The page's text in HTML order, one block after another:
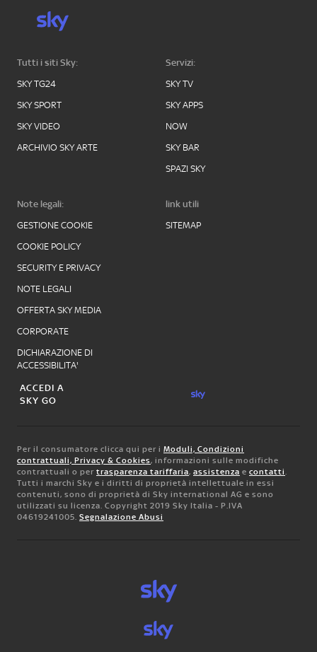
Tutti i siti Sky:
SKY TG24
SKY SPORT
SKY VIDEO
ARCHIVIO SKY ARTE
Servizi:
SKY TV
SKY APPS
NOW
SKY BAR
SPAZI SKY
Note legali:
GESTIONE COOKIE
COOKIE POLICY
SECURITY E PRIVACY
NOTE LEGALI
OFFERTA SKY MEDIA
CORPORATE
DICHIARAZIONE DI
ACCESSIBILITA'
link utili
SITEMAP
ACCEDI A
SKY GO
Per il consumatore clicca qui per i Moduli, Condizioni
contrattuali, Privacy & Cookies, informazioni sulle modifiche
contrattuali o per trasparenza tariffaria, assistenza e contatti.
Tutti i marchi Sky e i diritti di proprietà intellettuale in essi
contenuti, sono di proprietà di Sky international AG e sono
utilizzati su licenza. Copyright 2019 Sky Italia - P.IVA
04619241005. Segnalazione Abusi